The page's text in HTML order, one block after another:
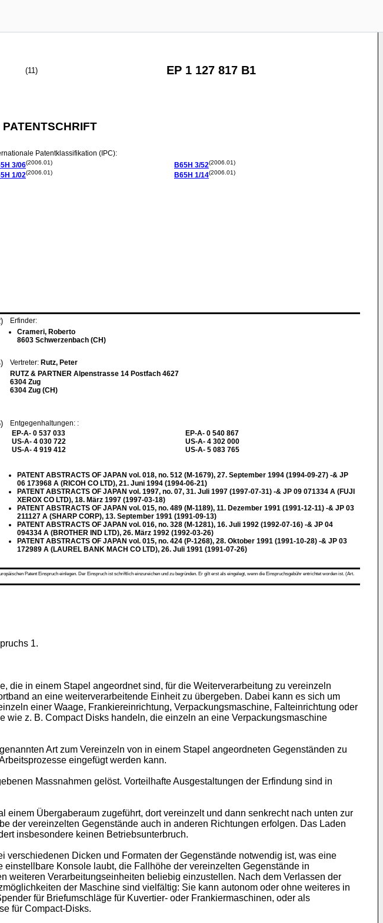
(11) EP 1 127 817 B1
Patentklassifikation (IPC):
3/06(2006.01)
1/02(2006.01)
B65H 3/52(2006.01)
B65H 1/14(2006.01)
Erfinder:
Crameri, Roberto
8603 Schwerzenbach (CH)
Vertreter: Rutz, Peter
RUTZ & PARTNER Alpenstrasse 14 Postfach 4627
6304 Zug
6304 Zug (CH)
Entgegenhaltungen: :
EP-A- 0 537 033
US-A- 4 030 722
US-A- 4 919 412
EP-A- 0 540 867
US-A- 4 302 000
US-A- 5 083 765
PATENT ABSTRACTS OF JAPAN vol. 018, no. 512 (M-1679), 27. September 1994 (1994-09-27) -& JP
06 173968 A (RICOH CO LTD), 21. Juni 1994 (1994-06-21)
PATENT ABSTRACTS OF JAPAN vol. 1997, no. 07, 31. Juli 1997 (1997-07-31) -& JP 09 071334 A (FUJI
XEROX CO LTD), 18. März 1997 (1997-03-18)
PATENT ABSTRACTS OF JAPAN vol. 015, no. 489 (M-1189), 11. Dezember 1991 (1991-12-11) -& JP 03
211127 A (SHARP CORP), 13. September 1991 (1991-09-13)
PATENT ABSTRACTS OF JAPAN vol. 016, no. 328 (M-1281), 16. Juli 1992 (1992-07-16) -& JP 04
094334 A (BROTHER IND LTD), 26. März 1992 (1992-03-26)
PATENT ABSTRACTS OF JAPAN vol. 015, no. 424 (P-1268), 28. Oktober 1991 (1991-10-28) -& JP 03
172989 A (LAUREL BANK MACH CO LTD), 26. Juli 1991 (1991-07-26)
Patent Einspruch einlegen. Der Einspruch ist schriftlich einzureichen und zu begründen. Er gilt erst als eingelegt, wenn die Einspruchsgebühr entrichtet worden ist. (Art.
1.
die in einem Stapel angeordnet sind, für die Weiterverarbeitung zu vereinzeln
an eine weiterverarbeitende Einheit zu übergeben. Dabei kann es sich um
einer Waage, Frankiereinrichtung, Verpackungsmaschine, Falteinrichtung oder
z. B. Compact Disks handeln, die einzeln an eine Verpackungsmaschine
Art zum Vereinzeln von in einem Stapel angeordneten Gegenständen zu
eingefügt werden kann.
Massnahmen gelöst. Vorteilhafte Ausgestaltungen der Erfindung sind in
Übergaberaum zugeführt, dort vereinzelt und dann senkrecht nach unten zur
der vereinzelten Gegenstände auch in anderen Richtungen erfolgen. Das Laden
insbesondere keinen Betriebsunterbruch.
Dicken und Formaten der Gegenstände notwendig ist, was eine
Konsole laubt, die Fallhöhe der vereinzelten Gegenstände in
weiteren Verarbeitungseinheiten beliebig einzustellen. Nach dem Verlassen der
der Maschine sind vielfältig: Sie kann autonom oder ohne weiteres in
für Briefumschläge für Kuvertier- oder Frankiermaschinen, oder als
für Compact-Disks.